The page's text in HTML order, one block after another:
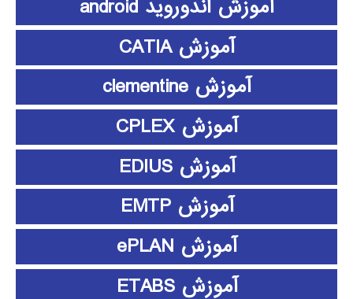
آموزش اندوروید android
آموزش CATIA
آموزش clementine
آموزش CPLEX
آموزش EDIUS
آموزش EMTP
آموزش ePLAN
آموزش ETABS